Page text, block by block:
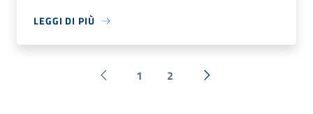
LEGGI DI PIÙ
Pagina precedente
1 2 Successiva »